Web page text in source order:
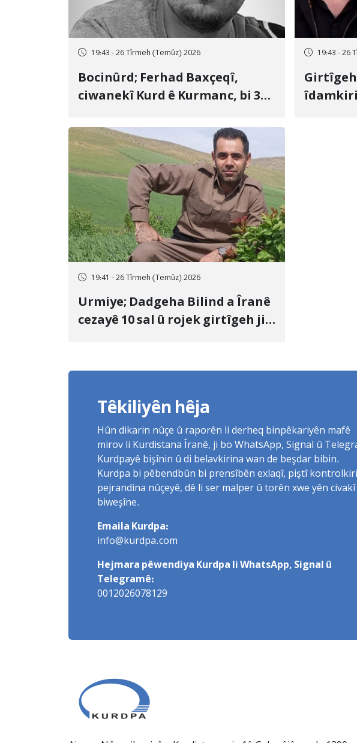
19:43 - 26 Tîrmeh (Temûz) 2026
Bocinûrd; Ferhad Baxçeqî,
ciwanekî Kurd ê Kurmanc, bi 3
cezakirin
19:43 - 26
19:41 - 26 Tîrmeh (Temûz) 2026
Urmiye; Dadgeha Bilind a Îranê
cezayê 10 sal û rojek girtîgeh ji
Têkiliyên hêja
Hûn dikarin nûçe û raporên li derheq binpêkariyên mafê
mirov li Kurdistana Îranê, ji bo WhatsApp, Signal û
Kurdpayê bişînin û di belavkirina wan de beşdar bibin.
Kurdpa bi pêbendbûn bi prensîbên exlaqî, piştî
pejrandina nûçeyê, dê li ser malper û torên xwe yên civakî
biweşîne.
Emaila Kurdpa:
info@kurdpa.com
Hejmara pêwendiya Kurdpa li WhatsApp, Signal û
Telegramê:
0012026078129